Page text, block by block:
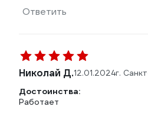
Ответить
Николай Д.12.01.2024г.
Достоинства:
Работает